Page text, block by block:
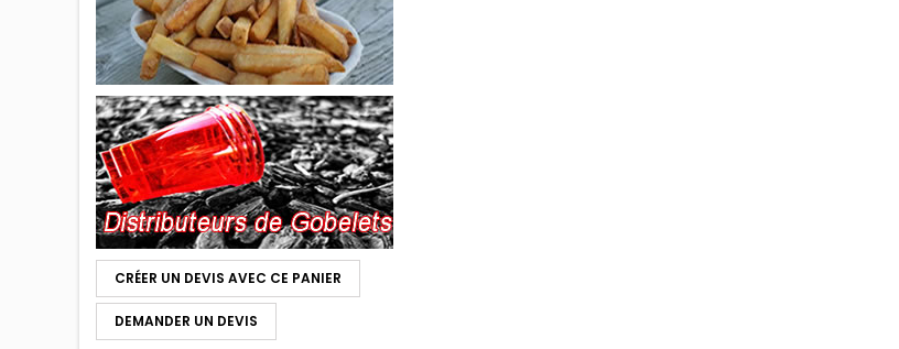
CRÉER UN DEVIS AVEC CE PANIER
DEMANDER UN DEVIS